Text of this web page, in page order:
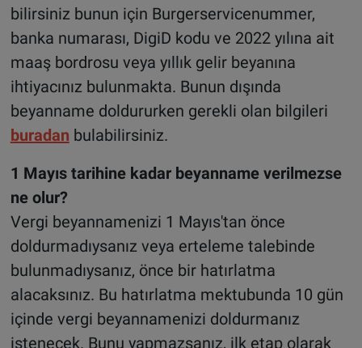
bilirsiniz bunun için Burgerservicenummer,
banka numarası, DigiD kodu ve 2022 yılına ait
maaş bordrosu veya yıllık gelir beyanına
ihtiyacınız bulunmakta. Bunun dışında
beyanname doldururken gerekli olan bilgileri
buradan bulabilirsiniz.
1 Mayıs tarihine kadar beyanname verilmezse
ne olur?
Vergi beyannamenizi 1 Mayıs'tan önce
doldurmadıysanız veya erteleme talebinde
bulunmadıysanız, önce bir hatırlatma
alacaksınız. Bu hatırlatma mektubunda 10 gün
içinde vergi beyannamenizi doldurmanız
istenecek. Bunu yapmazsanız, ilk etap olarak